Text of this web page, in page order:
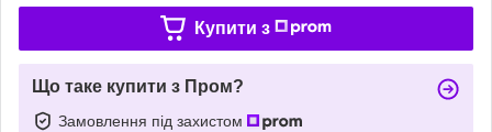
Купити з
Що таке купити з Пром?
Замовлення під захистом